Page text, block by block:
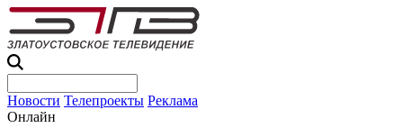
Новости Телепроекты Реклама
Онлайн